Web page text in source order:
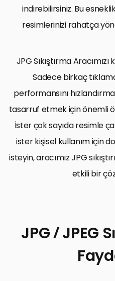
indirebilirsiniz. Bu
resimlerinizi rahatça
JPG Sıkıştırma
Sadece birkaç
performansını
tasarruf etmek için önemli
İster çok sayıda resimle
ister kişisel kullanım için
isteyin, aracımız JPG
etkili bir
JPG / JPEG